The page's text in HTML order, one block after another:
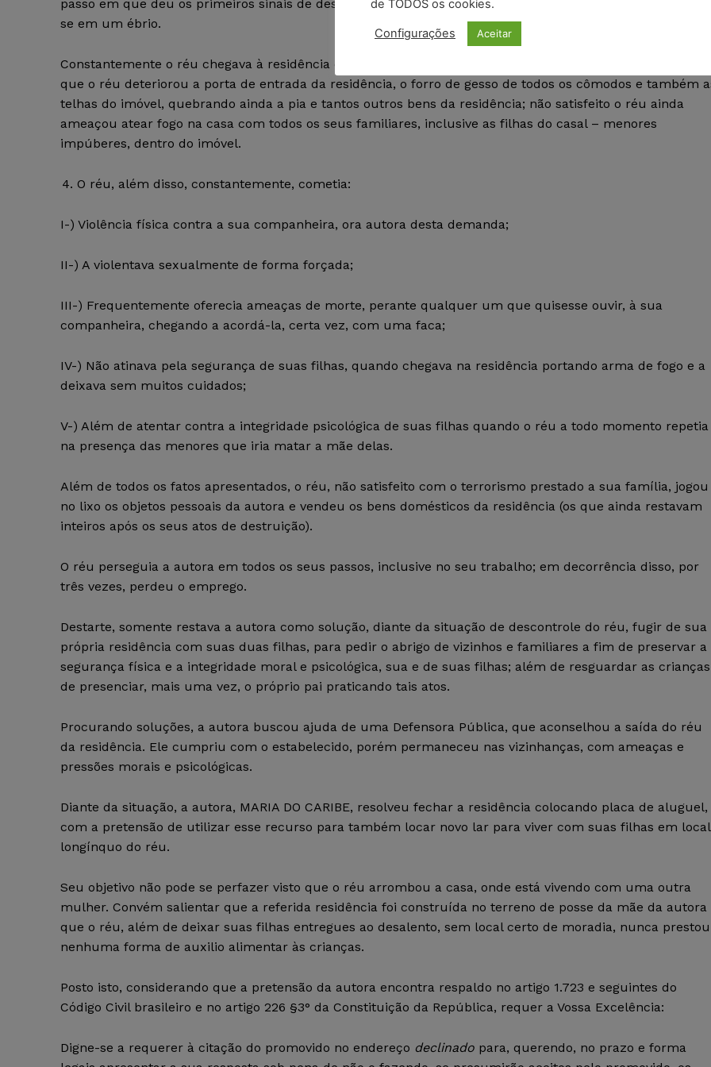
passo em que deu os primeiros sinais de desvio de sua personalidade, nos últimos meses,
se em um ébrio.
Constantemente o réu chegava à residência da família, totalmente alcoolizado e violento. A autora relata
que o réu deteriorou a porta de entrada da residência, o forro de gesso de todos os cômodos e também
telhas do imóvel, quebrando ainda a pia e tantos outros bens da residência; não satisfeito o réu ainda
ameaçou atear fogo na casa com todos os seus familiares, inclusive as filhas do casal – menores
impúberes, dentro do imóvel.
O réu, além disso, constantemente, cometia:
I-) Violência física contra a sua companheira, ora autora desta demanda;
II-) A violentava sexualmente de forma forçada;
III-) Frequentemente oferecia ameaças de morte, perante qualquer um que quisesse ouvir, à sua
companheira, chegando a acordá-la, certa vez, com uma faca;
IV-) Não atinava pela segurança de suas filhas, quando chegava na residência portando arma de fogo e a
deixava sem muitos cuidados;
V-) Além de atentar contra a integridade psicológica de suas filhas quando o réu a todo momento repetia
na presença das menores que iria matar a mãe delas.
Além de todos os fatos apresentados, o réu, não satisfeito com o terrorismo prestado a sua família, jogou
no lixo os objetos pessoais da autora e vendeu os bens domésticos da residência (os que ainda restavam
inteiros após os seus atos de destruição).
O réu perseguia a autora em todos os seus passos, inclusive no seu trabalho; em decorrência disso, por
três vezes, perdeu o emprego.
Destarte, somente restava a autora como solução, diante da situação de descontrole do réu, fugir de sua
própria residência com suas duas filhas, para pedir o abrigo de vizinhos e familiares a fim de preservar a
segurança física e a integridade moral e psicológica, sua e de suas filhas; além de resguardar as crianças
de presenciar, mais uma vez, o próprio pai praticando tais atos.
Procurando soluções, a autora buscou ajuda de uma Defensora Pública, que aconselhou a saída do réu
da residência. Ele cumpriu com o estabelecido, porém permaneceu nas vizinhanças, com ameaças e
pressões morais e psicológicas.
Diante da situação, a autora, MARIA DO CARIBE, resolveu fechar a residência colocando placa de aluguel,
com a pretensão de utilizar esse recurso para também locar novo lar para viver com suas filhas em local
longínquo do réu.
Seu objetivo não pode se perfazer visto que o réu arrombou a casa, onde está vivendo com uma outra
mulher. Convém salientar que a referida residência foi construída no terreno de posse da mãe da autora
que o réu, além de deixar suas filhas entregues ao desalento, sem local certo de moradia, nunca prestou
nenhuma forma de auxilio alimentar às crianças.
Posto isto, considerando que a pretensão da autora encontra respaldo no artigo 1.723 e seguintes do
Código Civil brasileiro e no artigo 226 §3° da Constituição da República, requer a Vossa Excelência:
Digne-se a requerer à citação do promovido no endereço declinado para, querendo, no prazo e forma
de TODOS os cookies.
Configurações Aceitar